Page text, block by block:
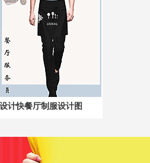
计快餐厅制服设计图